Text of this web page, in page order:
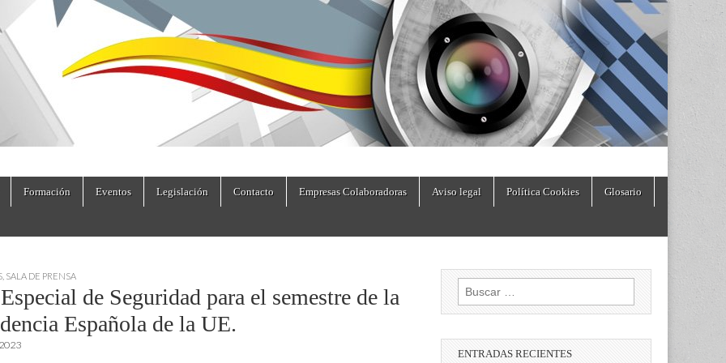
Formación Eventos Legislación Contacto Empresas Colaboradoras Aviso legal Política Cookies Glosario
SALA DE PRENSA
de Seguridad para el semestre de la
Española de la UE.
Buscar:
ENTRADAS RECIENTES